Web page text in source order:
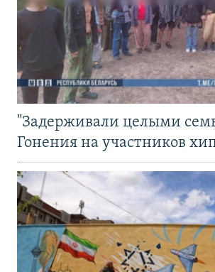
"Задерживали целыми
Гонения на участников